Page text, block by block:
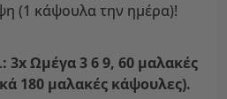
(1 κάψουλα την ημέρα)!
3x Ωμέγα 3 6 9, 60 μαλακές
180 μαλακές κάψουλες).